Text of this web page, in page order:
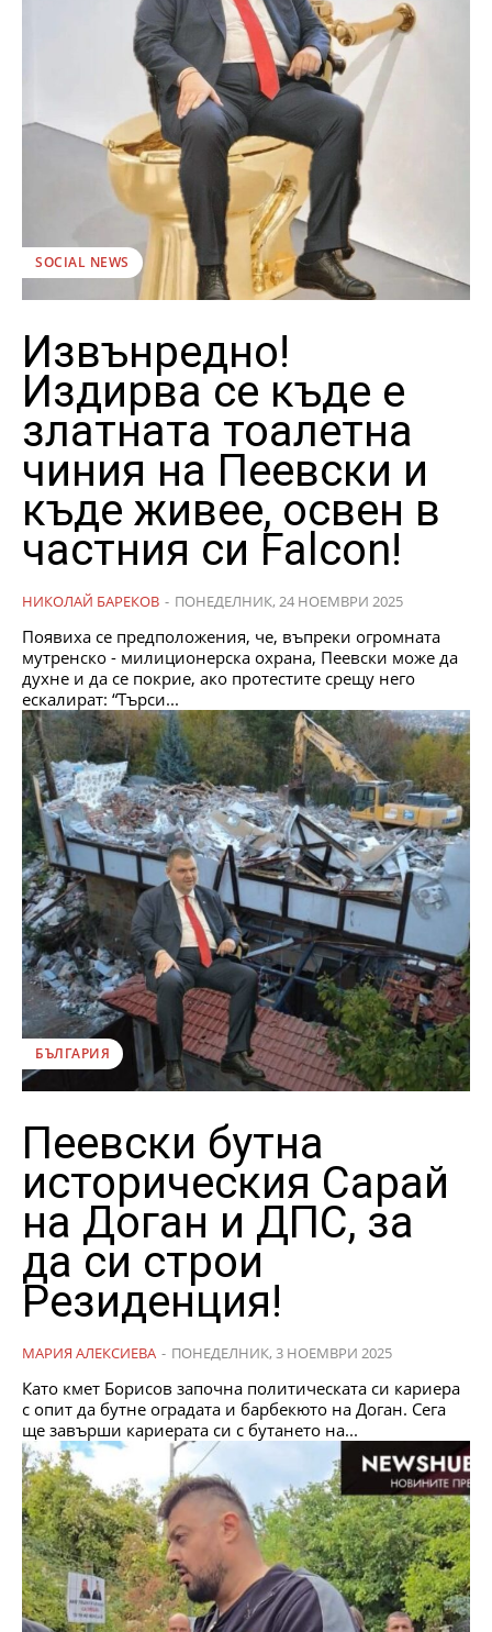
SOCIAL NEWS
Извънредно!
Издирва се къде е
златната тоалетна
чиния на Пеевски и
къде живее, освен в
частния си Falcon!
НИКОЛАЙ БАРЕКОВ - ПОНЕДЕЛНИК, 24 НОЕМВРИ 2025
Появиха се предположения, че, въпреки огромната
мутренско - милиционерска охрана, Пеевски може да
духне и да се покрие, ако протестите срещу него
ескалират: “Търси...
БЪЛГАРИЯ
Пеевски бутна
историческия Сарай
на Доган и ДПС, за
да си строи
Резиденция!
МАРИЯ АЛЕКСИЕВА - ПОНЕДЕЛНИК, 3 НОЕМВРИ 2025
Като кмет Борисов започна политическата си кариера
с опит да бутне оградата и барбекюто на Доган. Сега
ще завърши кариерата си с бутането на...